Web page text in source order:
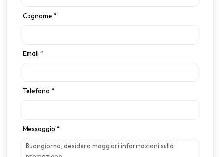
Cognome *
Email *
Telefono *
Messaggio *